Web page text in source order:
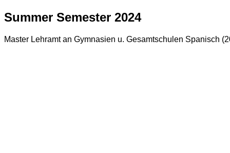
Summer Semester 2024
Master Lehramt an Gymnasien u. Gesamtschulen Spanisch